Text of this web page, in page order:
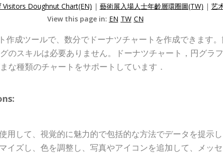
Visitors Doughnut Chart(EN) | 藝術展入場人士年齡層環圈圖(TW) | 艺
View this page in: EN TW CN
成ツールで、数分でドーナツチャートを作成できます
のスキルは必要ありません。ドーナツチャート，円グラ
な種類のチャートをサポートしています．
用して、視覚的に魅力的で包括的な方法でデータを提示
ズし、色を調整し、写真やアイコンを追加して、メッセ